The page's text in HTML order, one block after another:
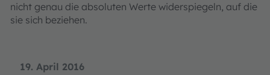
19. April 2016
nicht genau die absoluten Werte widerspiegeln, auf die
sie sich beziehen.